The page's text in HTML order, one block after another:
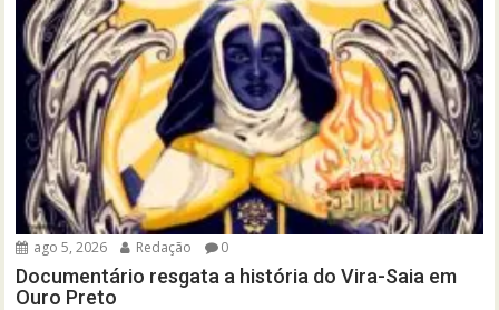
ago 5, 2026 Redação 0
Documentário resgata a história do Vira-Saia em
Ouro Preto